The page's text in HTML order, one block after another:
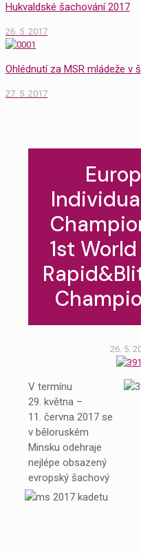
Hukvaldské šachování 2017
26. 5. 2017
Ohlédnutí za MSR mládeže v
27. 5. 2017
1st
26. 5.
V termínu
29. května –
11. června 2017 se
v běloruském
Minsku odehraje
nejlépe obsazený
evropský šachový